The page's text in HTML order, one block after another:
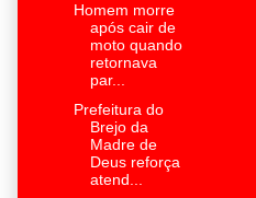
Homem morre
após cair de
moto quando
retornava
par...
Prefeitura do
Brejo da
Madre de
Deus reforça
atend...